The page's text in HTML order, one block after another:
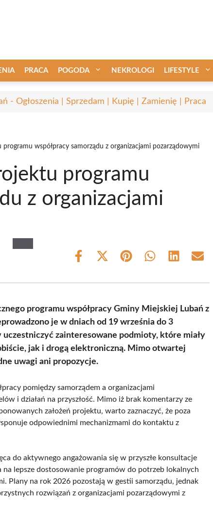
PRACA POGODA NEKROLOGI LIFESTYLE
- Ogłoszenia | Sprzedam | Kupię | Zamienię | Praca
współpracy samorządu z organizacjami pozarządowymi
programu
z organizacjami
Share
Share
(Twitter)
Share Share Share Share
programu współpracy Gminy Miejskiej Lubań z
je w dniach od 19 września do 3
zainteresowane podmioty, które miały
jak i drogą elektroniczną. Mimo otwartej
uwagi ani propozycje.
pomiędzy samorządem a organizacjami
i działań na przyszłość. Mimo iż brak komentarzy ze
założeń projektu, warto zaznaczyć, że poza
odpowiednimi mechanizmami do kontaktu z
do aktywnego angażowania się w przyszłe konsultacje
na lepsze dostosowanie programów do potrzeb lokalnych
Plany na rok 2026 pozostają w gestii samorządu, jednak
rozwiązań z organizacjami pozarządowymi z